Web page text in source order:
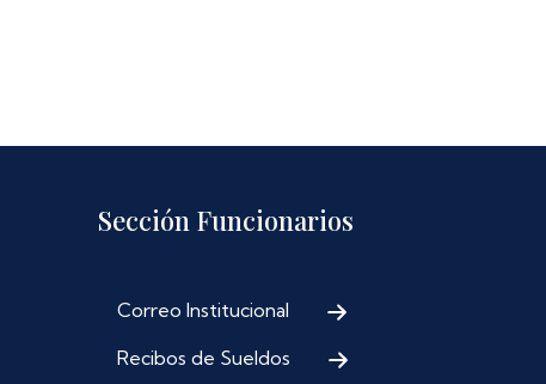
Sección Funcionarios
Correo Institucional
Recibos de Sueldos